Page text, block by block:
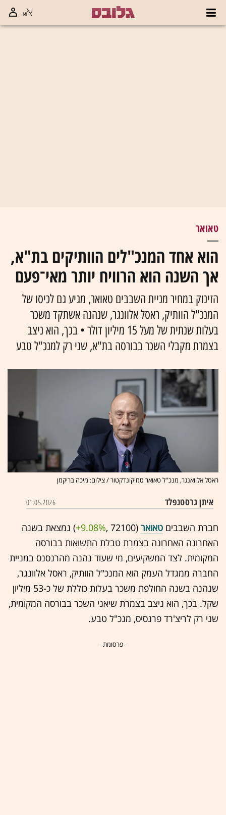
טאואר
הוא אחד המנכ"לים הוותיקים בת"א,
אך השנה הוא הרוויח יותר מאי־פעם
הזינוק במחיר מניית השבבים טאואר, מגיע גם לכיסו של
המנכ"ל הוותיק, ראסל אלוונגר, שנהנה אשתקד משכר
בעלות שנתית של מעל 15 מיליון דולר • בכך, הוא ניצב
בצמרת מקבלי השכר בבורסה בת"א, שני רק למנכ"ל טבע
ראסל אלוואנגר, מנכ''ל טאואר סמיקונדקטור / צילום: מיכה בריקמן
איתן גרסטנפלד 01.05.2026
חברת השבבים טאואר (72100 ,‎
+9.08%‏) נמצאת בשנה
האחרונה האחרונה בצמרת טבלת התשואות בבורסה
המקומית. לצד המשקיעים, מי שעוד נהנה מהרנסנס במניית
החברה ממגדל העמק הוא המנכ"ל הוותיק, ראסל אלוונגר,
שנהנה בשנה החולפת משכר בעלות כוללת של כ-53 מיליון
שקל. בכך, הוא ניצב בצמרת שיאני השכר בבורסה המקומית,
שני רק לריצ'רד פרנסיס, מנכ"ל טבע.
- פרסומת -